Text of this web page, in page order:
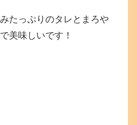
たっぷりのタレとまろや
美味しいです！